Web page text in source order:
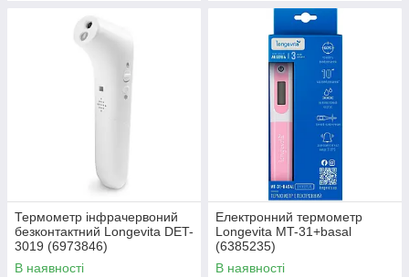
Термометр інфрачервоний
безконтактний Longevita DET-
3019 (6973846)
В наявності
Електронний термометр
Longevita MT-31+basal
(6385235)
В наявності